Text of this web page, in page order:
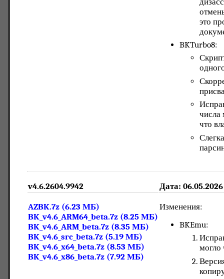
это
BKTurbo8:
числа
что
v4.6.2604.9942 Дата:
AZBK.7z (6.23 МБ)
BK_v4.6_ARM64_beta.7z (8.25 МБ)
BK_v4.6_ARM_beta.7z (8.35 МБ)
BK_v4.6_src_beta.7z (5.19 МБ)
BK_v4.6_x64_beta.7z (8.53 МБ)
BK_v4.6_x86_beta.7z (7.92 МБ)
Изменения:
BKEmu:
могло